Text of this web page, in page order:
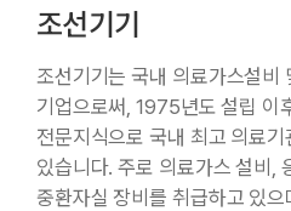
조선기기
조선기기는 국내 의료가스설비
기업으로써, 1975년도 설립 이
전문지식으로 국내 최고 의료
있습니다. 주로 의료가스 설비,
중환자실 장비를 취급하고 있